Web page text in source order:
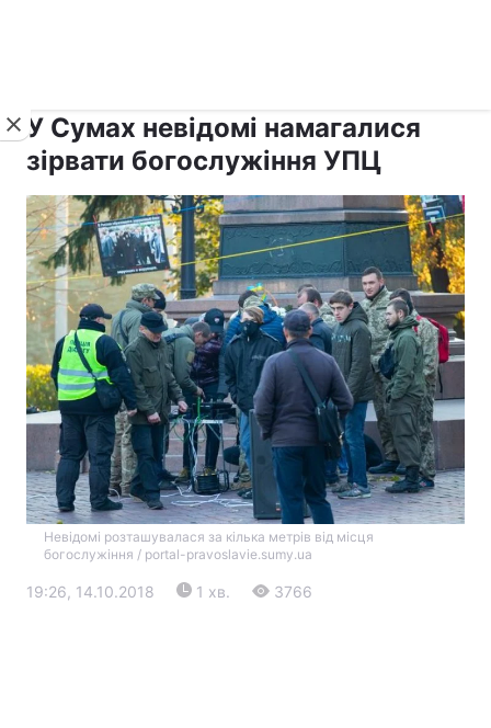
У Сумах невідомі намагалися
зірвати богослужіння УПЦ
Невідомі розташувалася за кілька метрів від місця
богослужіння / portal-pravoslavie.sumy.ua
19:26, 14.10.2018 1 хв. 3766